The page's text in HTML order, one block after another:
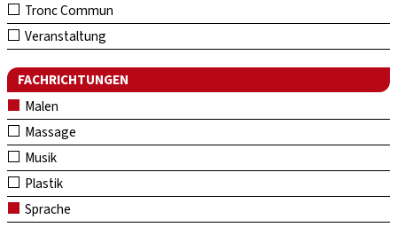
Tronc Commun
Veranstaltung
FACHRICHTUNGEN
Malen
Massage
Musik
Plastik
Sprache